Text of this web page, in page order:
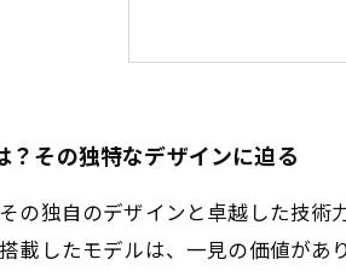
高価買取の秘
買取専門店で
あなたのグラ
？その独特なデザインに迫る
の独自のデザインと卓越した
載したモデルは、一見の価値があ